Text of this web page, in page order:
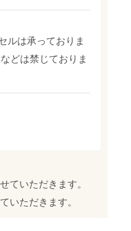
ルは承っておりま
どは禁じておりま
ていただきます。
いただきます。